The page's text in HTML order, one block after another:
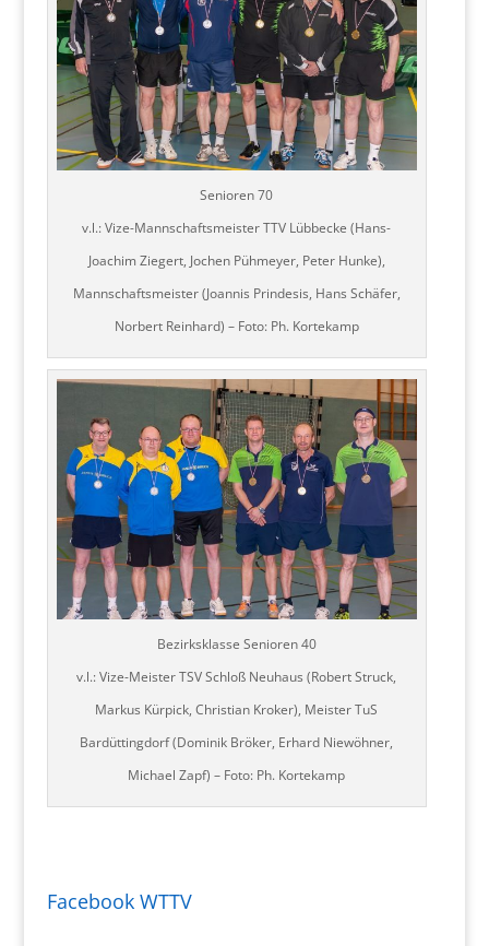
Senioren 70
v.l.: Vize-Mannschaftsmeister TTV Lübbecke (Hans-
Joachim Ziegert, Jochen Pühmeyer, Peter Hunke),
Mannschaftsmeister (Joannis Prindesis, Hans Schäfer,
Norbert Reinhard) – Foto: Ph. Kortekamp
Bezirksklasse Senioren 40
v.l.: Vize-Meister TSV Schloß Neuhaus (Robert Struck,
Markus Kürpick, Christian Kroker), Meister TuS
Bardüttingdorf (Dominik Bröker, Erhard Niewöhner,
Michael Zapf) – Foto: Ph. Kortekamp
Facebook WTTV